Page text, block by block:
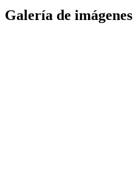
Galería de imágenes